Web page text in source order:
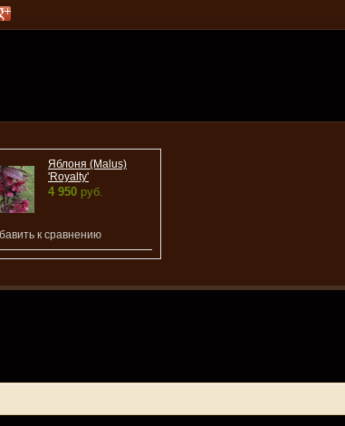
Яблоня (Malus)
'Royalty'
4 950 руб.
к сравнению